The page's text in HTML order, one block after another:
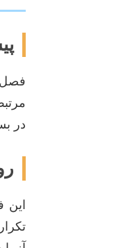
فصل
در